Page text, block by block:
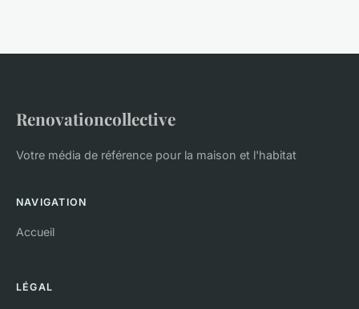
Renovationcollective
Votre média de référence pour la maison et l'habitat
NAVIGATION
Accueil
LÉGAL